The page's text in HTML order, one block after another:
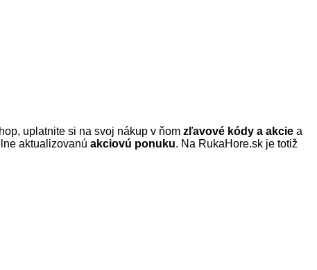
uplatnite si na svoj nákup v ňom zľavové kódy a akcie a
aktualizovanú akciovú ponuku. Na RukaHore.sk je totiž